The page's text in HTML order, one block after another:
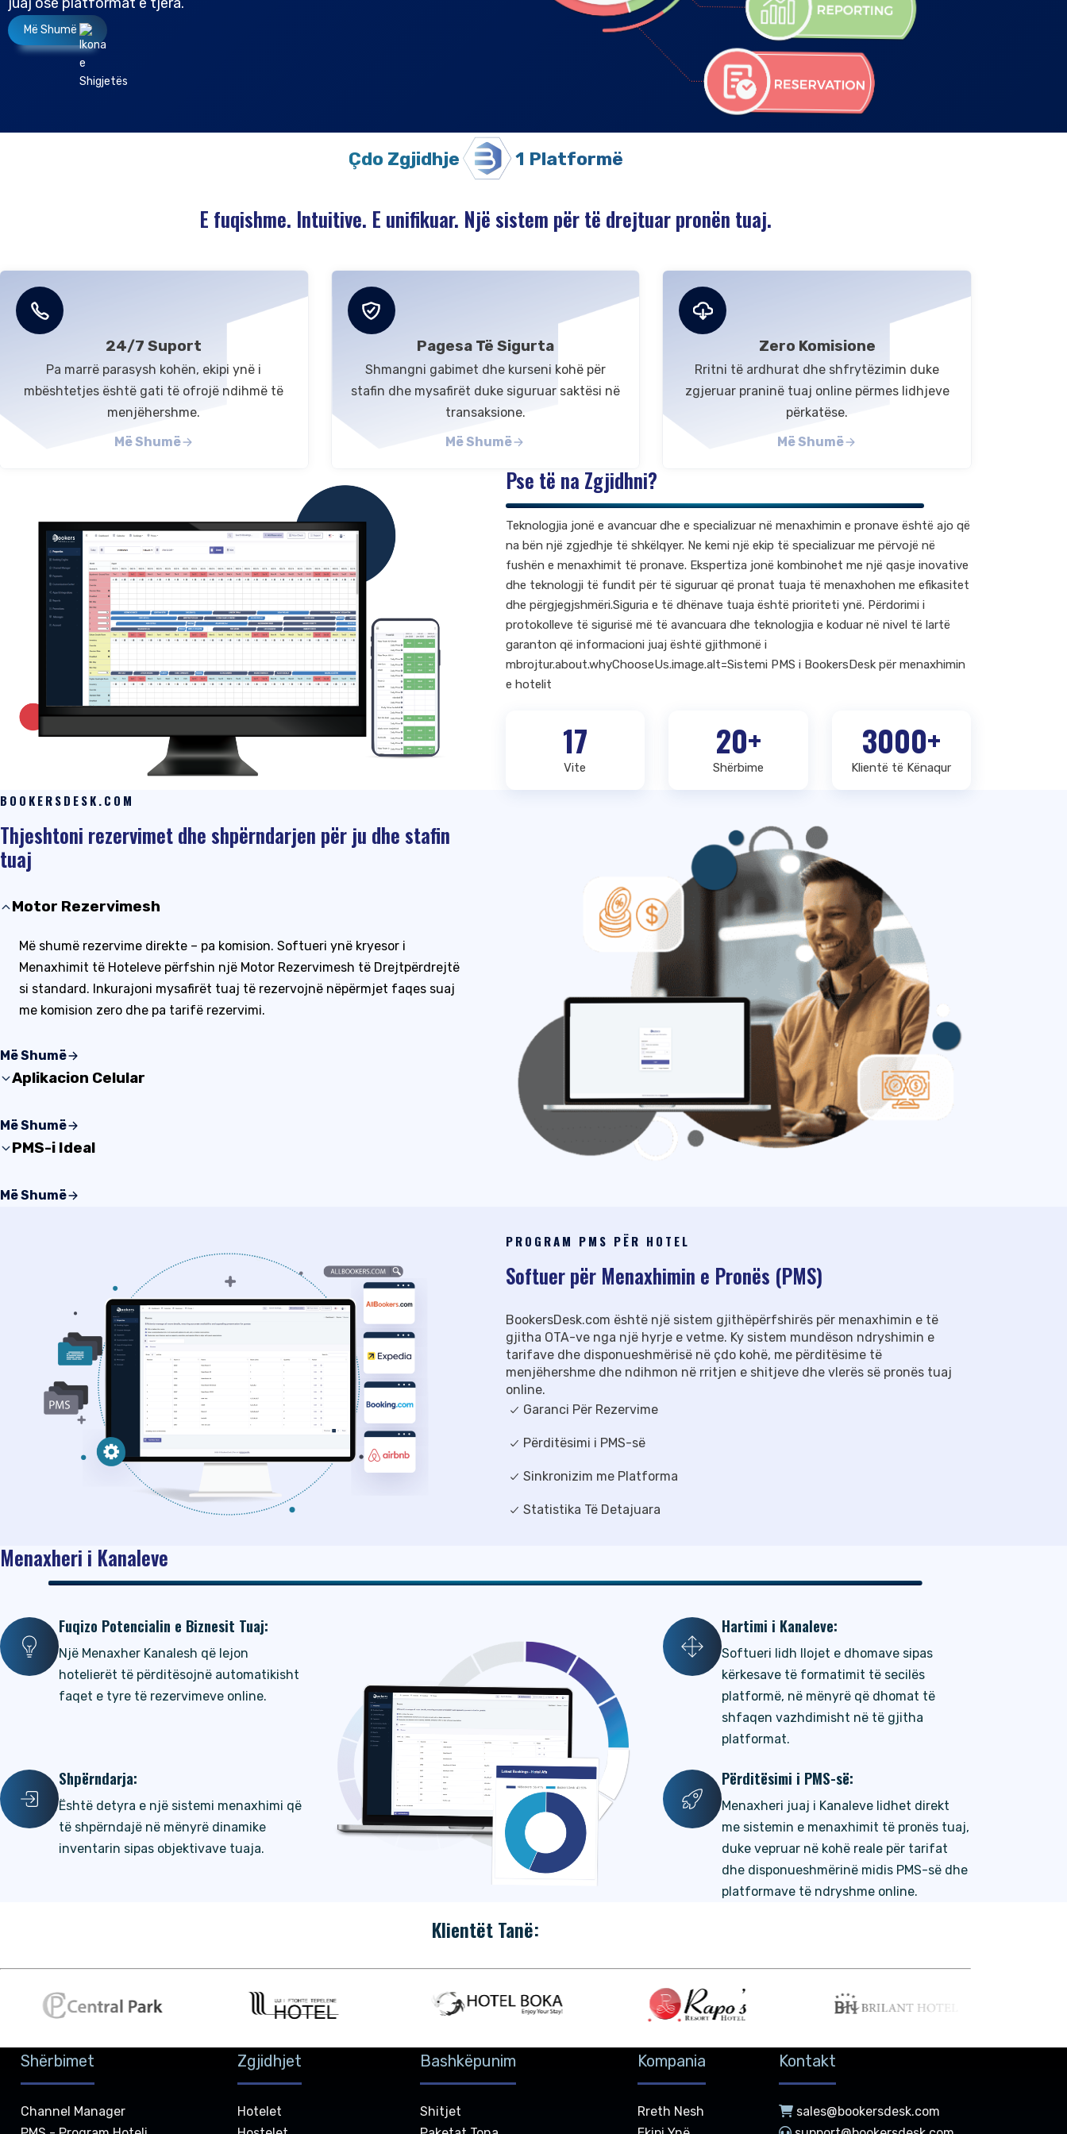
Më Shumë
Çdo Zgjidhje 1 Platformë
E fuqishme. Intuitive. E unifikuar. Një sistem për të drejtuar pronën tuaj.
24/7 Suport
Pa marrë parasysh kohën, ekipi ynë i
mbështetjes është gati të ofrojë ndihmë të
menjëhershme.
Më Shumë
Pagesa Të Sigurta
Shmangni gabimet dhe kurseni kohë për
stafin dhe mysafirët duke siguruar saktësi në
transaksione.
Më Shumë
Zero Komisione
Rritni të ardhurat dhe shfrytëzimin duke
zgjeruar praninë tuaj online përmes lidhjeve
përkatëse.
Më Shumë
Pse të na Zgjidhni?
Teknologjia jonë e avancuar dhe e specializuar në menaxhimin e pronave është ajo që
na bën një zgjedhje të shkëlqyer. Ne kemi një ekip të specializuar me përvojë në
fushën e menaxhimit të pronave. Ekspertiza jonë kombinohet me një qasje inovative
dhe teknologji të fundit për të siguruar që pronat tuaja të menaxhohen me efikasitet
dhe përgjegjshmëri.Siguria e të dhënave tuaja është prioriteti ynë. Përdorimi i
protokolleve të sigurisë më të avancuara dhe teknologjia e koduar në nivel të lartë
garanton që informacioni juaj është gjithmonë i
mbrojtur.about.whyChooseUs.image.alt=Sistemi PMS i BookersDesk për menaxhimin
e hotelit
17
Vite
20+
Shërbime
3000+
Klientë të Kënaqur
BOOKERSDESK.COM
Thjeshtoni rezervimet dhe shpërndarjen për ju dhe stafin
tuaj
Motor Rezervimesh
Më shumë rezervime direkte – pa komision. Softueri ynë kryesor i
Menaxhimit të Hoteleve përfshin një Motor Rezervimesh të Drejtpërdrejtë
si standard. Inkurajoni mysafirët tuaj të rezervojnë nëpërmjet faqes suaj
me komision zero dhe pa tarifë rezervimi.
Më Shumë
Aplikacion Celular
Përmirësoni imazhin e pronës suaj me një proces rezervimi miqësor për
celularin. Shijoni një përvojë argëtuese pa probleme për të gjithë mysafirët
Më Shumë
PMS-i Ideal
Softueri i menaxhimit ju ofron një gamë të gjerë funksionesh të
Më Shumë
PROGRAM PMS PËR HOTEL
Softuer për Menaxhimin e Pronës (PMS)
BookersDesk.com është një sistem gjithëpërfshirës për menaxhimin e të
gjitha OTA-ve nga një hyrje e vetme. Ky sistem mundëson ndryshimin e
tarifave dhe disponueshmërisë në çdo kohë, me përditësime të
menjëhershme dhe ndihmon në rritjen e shitjeve dhe vlerës së pronës tuaj
online.
Garanci Për Rezervime
Përditësimi i PMS-së
Sinkronizim me Platforma
Statistika Të Detajuara
Menaxheri i Kanaleve
Fuqizo Potencialin e Biznesit Tuaj:
Një Menaxher Kanalesh që lejon
hotelierët të përditësojnë automatikisht
faqet e tyre të rezervimeve online.
Shpërndarja:
Është detyra e një sistemi menaxhimi që
të shpërndajë në mënyrë dinamike
inventarin sipas objektivave tuaja.
Hartimi i Kanaleve:
Softueri lidh llojet e dhomave sipas
kërkesave të formatimit të secilës
platformë, në mënyrë që dhomat të
shfaqen vazhdimisht në të gjitha
platformat.
Përditësimi i PMS-së:
Menaxheri juaj i Kanaleve lidhet direkt
me sistemin e menaxhimit të pronës tuaj,
duke vepruar në kohë reale për tarifat
dhe disponueshmërinë midis PMS-së dhe
platformave të ndryshme online.
Klientët Tanë:
Shërbimet
Channel Manager
Zgjidhjet
Hotelet
Bashkëpunim
Shitjet
Kompania
Rreth Nesh
Kontakt
sales@bookersdesk.com